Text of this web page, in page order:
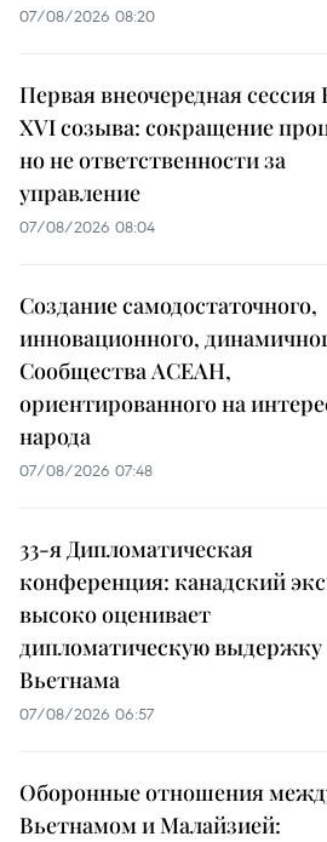
07/08/2026 08:20
Первая внеочередная
XVI созыва: сокращение
но не ответственности за
управление
07/08/2026 08:04
Создание самодостаточного,
инновационного,
Сообщества АСЕАН,
ориентированного на
народа
07/08/2026 07:48
33-я Дипломатическая
конференция: канадский
высоко оценивает
дипломатическую выдержку
Вьетнама
07/08/2026 06:57
Оборонные отношения
Вьетнамом и Малайзией: